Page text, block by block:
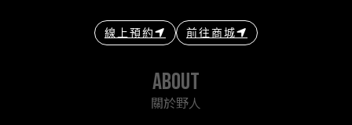
線上預約 前往商城
about
關於野人